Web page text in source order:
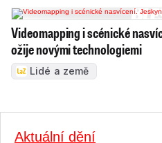
Videomapping i scénické
ožije novými technologiemi
Lidé a země
Aktuální dění